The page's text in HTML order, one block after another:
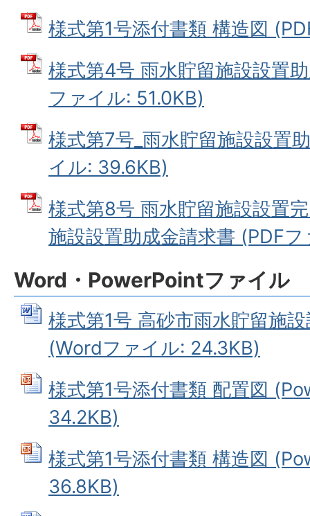
様式第1号添付書類 構造図
様式第4号 雨水貯留施設設置
ファイル: 51.0KB)
様式第7号_雨水貯留施設設置
イル: 39.6KB)
様式第8号 雨水貯留施設設置
施設設置助成金請求書 (PDF
Word・PowerPointファイル
様式第1号 高砂市雨水貯留施
(Wordファイル: 24.3KB)
様式第1号添付書類 配置図
34.2KB)
様式第1号添付書類 構造図
36.8KB)